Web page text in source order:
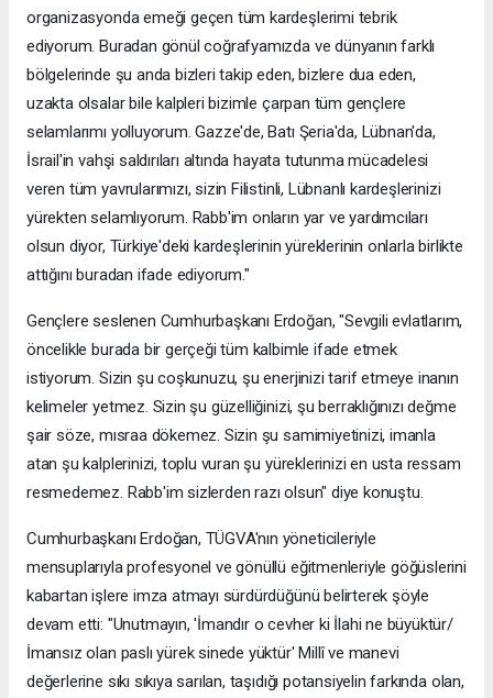
organizasyonda emeği geçen tüm kardeşlerimi tebrik
ediyorum. Buradan gönül coğrafyamızda ve dünyanın farklı
bölgelerinde şu anda bizleri takip eden, bizlere dua eden,
uzakta olsalar bile kalpleri bizimle çarpan tüm gençlere
selamlarımı yolluyorum. Gazze'de, Batı Şeria'da, Lübnan'da,
İsrail'in vahşi saldırıları altında hayata tutunma mücadelesi
veren tüm yavrularımızı, sizin Filistinli, Lübnanlı kardeşlerinizi
yürekten selamlıyorum. Rabb'im onların yar ve yardımcıları
olsun diyor, Türkiye'deki kardeşlerinin yüreklerinin onlarla birlikte
attığını buradan ifade ediyorum."
Gençlere seslenen Cumhurbaşkanı Erdoğan, "Sevgili evlatlarım,
öncelikle burada bir gerçeği tüm kalbimle ifade etmek
istiyorum. Sizin şu coşkunuzu, şu enerjinizi tarif etmeye inanın
kelimeler yetmez. Sizin şu güzelliğinizi, şu berraklığınızı değme
şair söze, mısraa dökemez. Sizin şu samimiyetinizi, imanla
atan şu kalplerinizi, toplu vuran şu yüreklerinizi en usta ressam
resmedemez. Rabb'im sizlerden razı olsun" diye konuştu.
Cumhurbaşkanı Erdoğan, TÜGVA'nın yöneticileriyle
mensuplarıyla profesyonel ve gönüllü eğitmenleriyle göğüslerini
kabartan işlere imza atmayı sürdürdüğünü belirterek şöyle
devam etti: "Unutmayın, 'İmandır o cevher ki İlahi ne büyüktür/
İmansız olan paslı yürek sinede yüktür' Millî ve manevi
değerlerine sıkı sıkıya sarılan, taşıdığı potansiyelin farkında olan,